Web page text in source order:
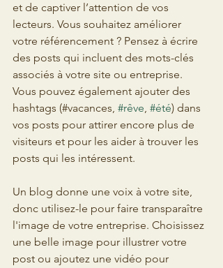
et de captiver l’attention de vos
lecteurs. Vous souhaitez améliorer
votre référencement ? Pensez à écrire
des posts qui incluent des mots-clés
associés à votre site ou entreprise.
Vous pouvez également ajouter des
hashtags (#vacances, #rêve, #été) dans
vos posts pour attirer encore plus de
visiteurs et pour les aider à trouver les
posts qui les intéressent.
Un blog donne une voix à votre site,
donc utilisez-le pour faire transparaître
l'image de votre entreprise. Choisissez
une belle image pour illustrer votre
post ou ajoutez une vidéo pour